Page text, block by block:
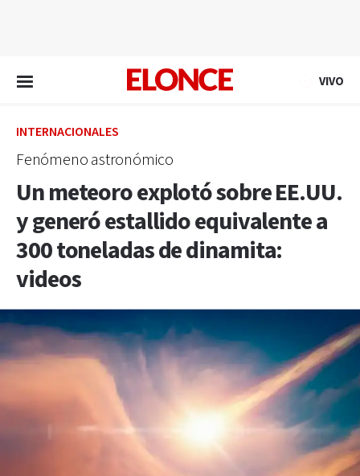
VIVO
INTERNACIONALES
Fenómeno astronómico
Un meteoro explotó sobre EE.UU.
y generó estallido equivalente a
300 toneladas de dinamita:
videos